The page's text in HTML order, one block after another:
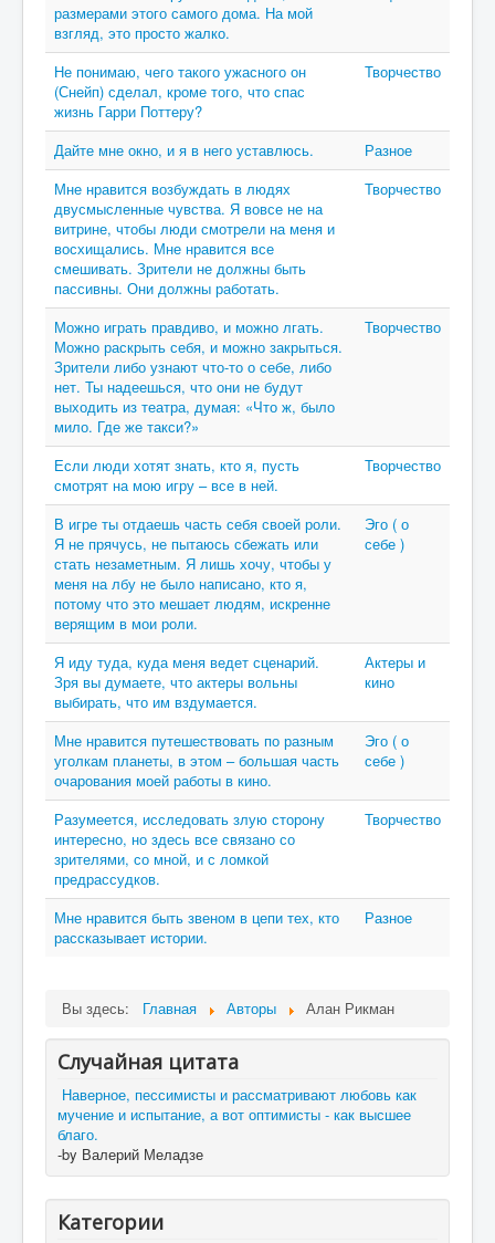
размерами этого самого дома. На мой
взгляд, это просто жалко.
Не понимаю, чего такого ужасного он
(Снейп) сделал, кроме того, что спас
жизнь Гарри Поттеру?
Творчество
Дайте мне окно, и я в него уставлюсь.
Разное
Мне нравится возбуждать в людях
двусмысленные чувства. Я вовсе не на
витрине, чтобы люди смотрели на меня и
восхищались. Мне нравится все
смешивать. Зрители не должны быть
пассивны. Они должны работать.
Творчество
Можно играть правдиво, и можно лгать.
Можно раскрыть себя, и можно закрыться.
Зрители либо узнают что-то о себе, либо
нет. Ты надеешься, что они не будут
выходить из театра, думая: «Что ж, было
мило. Где же такси?»
Творчество
Если люди хотят знать, кто я, пусть
смотрят на мою игру – все в ней.
Творчество
В игре ты отдаешь часть себя своей роли.
Я не прячусь, не пытаюсь сбежать или
стать незаметным. Я лишь хочу, чтобы у
меня на лбу не было написано, кто я,
потому что это мешает людям, искренне
верящим в мои роли.
Эго ( о
себе )
Я иду туда, куда меня ведет сценарий.
Зря вы думаете, что актеры вольны
выбирать, что им вздумается.
Актеры и
кино
Мне нравится путешествовать по разным
уголкам планеты, в этом – большая часть
очарования моей работы в кино.
Эго ( о
себе )
Разумеется, исследовать злую сторону
интересно, но здесь все связано со
зрителями, со мной, и с ломкой
предрассудков.
Творчество
Мне нравится быть звеном в цепи тех, кто
рассказывает истории.
Разное
Вы здесь: Главная Авторы Алан Рикман
Случайная цитата
Наверное, пессимисты и рассматривают любовь как
мучение и испытание, а вот оптимисты - как высшее
благо.
-by Валерий Меладзе
Категории